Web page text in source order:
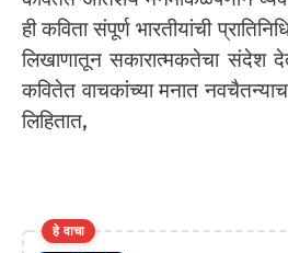
ही कविता संपूर्ण भारतीयांची
लिखाणातून सकारात्मकतेचा संदेश
कवितेत वाचकांच्या मनात
लिहितात,
हे वाचा